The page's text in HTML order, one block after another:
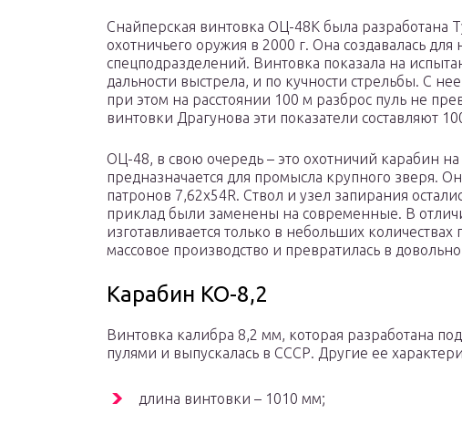
Снайперская винтовка ОЦ-48К была разработана
охотничьего оружия в 2000 г. Она создавалась
спецподразделений. Винтовка показала на
дальности выстрела, и по кучности стрельбы. С
при этом на расстоянии 100 м разброс пуль не
винтовки Драгунова эти показатели составляют
ОЦ-48, в свою очередь – это охотничий карабин
предназначается для промысла крупного зверя.
патронов 7,62x54R. Ствол и узел запирания
приклад были заменены на современные. В
изготавливается только в небольших
массовое производство и превратилась в
Карабин КО-8,2
Винтовка калибра 8,2 мм, которая разработана
пулями и выпускалась в СССР. Другие ее
длина винтовки – 1010 мм;